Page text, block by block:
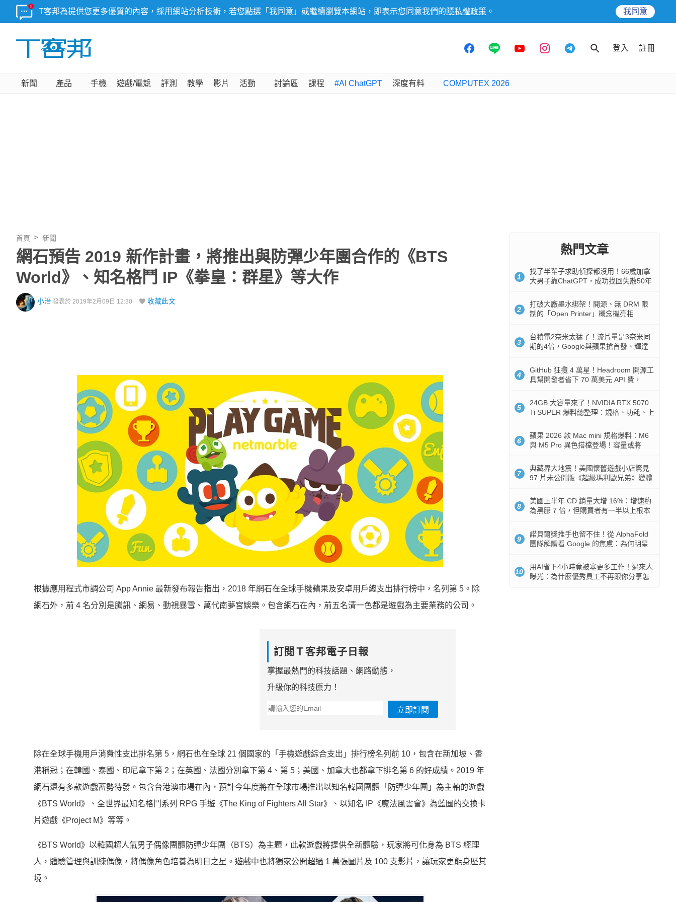
T客邦為提供您更多優質的內容，採用網站分析技術，若您點選「我同意」或繼續瀏覽本網站，即表示您同意我們的 隱私權政策 。 我同意
登入 註冊
新聞 產品 手機 遊戲/電競 評測 教學 影片 活動 討論區 課程 #AI ChatGPT 深度有料 COMPUTEX 2026
首頁 新聞
網石預告 2019 新作計畫，將推出與防彈少年團合作的《BTS
World》、知名格鬥 IP《拳皇：群星》等大作
小治 發表於 2019年2月09日 12:30 收藏此文
根據應用程式市調公司 App Annie 最新發布報告指出，2018 年網石在全球手機蘋果及安卓用戶總支出排行榜中，名列第 5。除
網石外，前 4 名分別是騰訊、網易、動視暴雪、萬代南夢宮娛樂。包含網石在內，前五名清一色都是遊戲為主要業務的公司。
訂閱Ｔ客邦電子日報
掌握最熱門的科技話題、網路動態，
升級你的科技原力！
立即訂閱
除在全球手機用戶消費性支出排名第 5，網石也在全球 21 個國家的「手機遊戲綜合支出」排行榜名列前 10，包含在新加坡、香
港稱冠；在韓國、泰國、印尼拿下第 2；在英國、法國分別拿下第 4、第 5；美國、加拿大也都拿下排名第 6 的好成績。2019 年
網石還有多款遊戲蓄勢待發。包含台港澳市場在內，預計今年度將在全球市場推出以知名韓國團體「防彈少年團」為主軸的遊戲
《BTS World》、全世界最知名格鬥系列 RPG 手遊《The King of Fighters All Star》、以知名 IP《魔法風雲會》為藍圖的交換卡
片遊戲《Project M》等等。
《BTS World》以韓國超人氣男子偶像團體防彈少年團（BTS）為主題，此款遊戲將提供全新體驗，玩家將可化身為 BTS 經理
人，體驗管理與訓練偶像，將偶像角色培養為明日之星。遊戲中也將獨家公開超過 1 萬張圖片及 100 支影片，讓玩家更能身歷其
境。
熱門文章
1
找了半輩子求助偵探都沒用！66歲加拿
大男子靠ChatGPT，成功找回失散50年
2
打破大廠墨水綁架！開源、無 DRM 限
制的「Open Printer」概念機亮相
3
台積電2奈米太猛了！流片量是3奈米同
期的4倍，Google與蘋果搶首發、輝達
4
GitHub 狂攬 4 萬星！Headroom 開源工
具幫開發者省下 70 萬美元 API 費，
5
24GB 大容量來了！NVIDIA RTX 5070
Ti SUPER 爆料總整理：規格、功耗、上
6
蘋果 2026 款 Mac mini 規格爆料：M6
與 M5 Pro 異色搭檔登場！容量或將
7
典藏界大地震！美國懷舊遊戲小店驚見
97 片未公開版《超級瑪利歐兄弟》變體
8
美國上半年 CD 銷量大增 16%：增速約
為黑膠 7 倍，但購買者有一半以上根本
9
諾貝爾獎推手也留不住！從 AlphaFold
團隊解體看 Google 的焦慮：為何明星
10
用AI省下4小時竟被塞更多工作！過來人
曝光：為什麼優秀員工不再跟你分享怎